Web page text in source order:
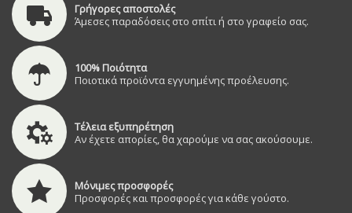
Γρήγορες αποστολές
Άμεσες παραδόσεις στο σπίτι ή στο γραφείο σας.
100% Ποιότητα
Ποιοτικά προϊόντα εγγυημένης προέλευσης.
Τέλεια εξυπηρέτηση
Αν έχετε απορίες, θα χαρούμε να σας ακούσουμε.
Μόνιμες προσφορές
Προσφορές και προσφορές για κάθε γούστο.